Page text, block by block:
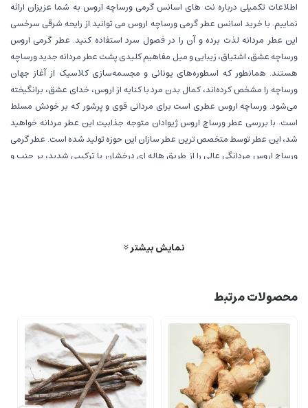
اطلاعات تکمیلی درباره نت های اسانس گرمی ورساچه اروس به شما عزیزان ارائه
نماییم. با خرید اسانس عطر گرمی ورساچه اروس می توانید از رایحه شرقی سرخسی
این عطر مردانه لذت برده و آن را در فصول سرد استفاده کنید. عطر گرمی اروس
ورساچه عشق، اشتیاق، زیبایی و میل مفاهیم کلیدی پشت عطر مردانه جدید ورساچه
هستند. همانطور که اسطوره‌های یونانی و مجسمه‌سازی کلاسیک از آغاز جهان
ورساچه را مشخص کرده‌اند، کمال بدن مرد با کنایه از اروس، خدای عشق، برانگیخته
می‌شود. ورساچه اروس عطری است برای مردانی قوی و پرشور که بر خودش مسلط
است. با بررسی عطر ورساچ اروس ژیوادان متوجه جذابیت این عطر مردانه خواهید
شد، این عطر توسط متخصص ترین عطر سازان این حوزه تولید شده است. عطر گرمی
ورساچ اروس مردانگی عالی را از طریق هاله ای درخشان با ترکیبی شدید، پر جنب و
علاقه مند به خرید عطر گرمی ورساچه اروس می کند و تعداد فروش این عطر را بالا
نمایش بیشتر
محصولات مرتبط